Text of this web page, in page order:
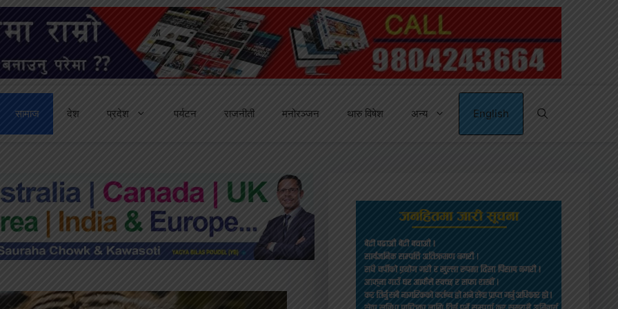
सामाज देश प्रदेश पर्यटन राजनीती मनोरञ्जन थारु विषेश अन्य English